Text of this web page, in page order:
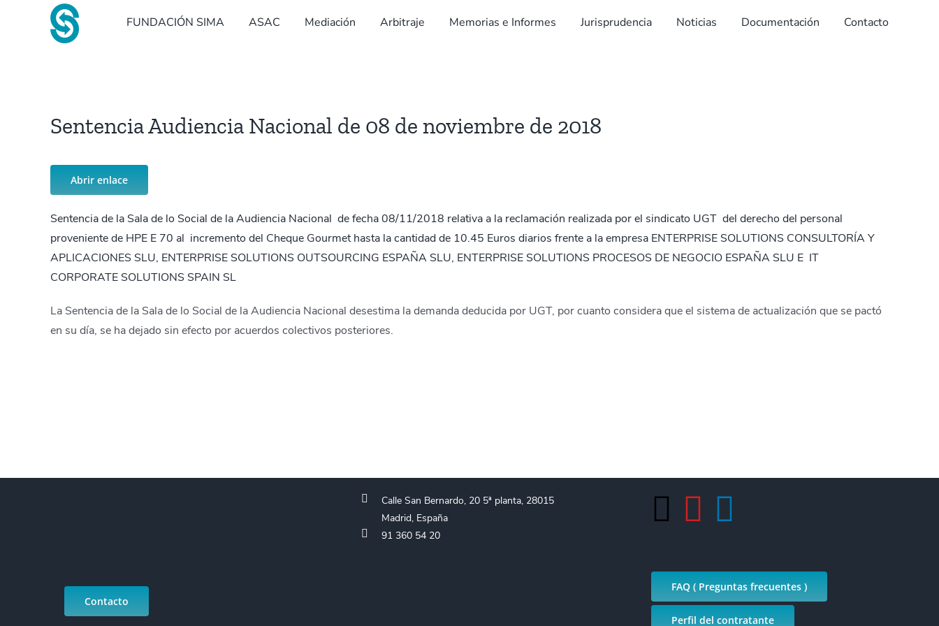
FUNDACIÓN SIMA ASAC Mediación Arbitraje Memorias e Informes Jurisprudencia Noticias Documentación Contacto
Sentencia Audiencia Nacional de 08 de noviembre de 2018
Abrir enlace
Sentencia de la Sala de lo Social de la Audiencia Nacional de fecha 08/11/2018 relativa a la reclamación realizada por el sindicato UGT del derecho del personal
proveniente de HPE E 70 al incremento del Cheque Gourmet hasta la cantidad de 10.45 Euros diarios frente a la empresa ENTERPRISE SOLUTIONS CONSULTORÍA Y
APLICACIONES SLU, ENTERPRISE SOLUTIONS OUTSOURCING ESPAÑA SLU, ENTERPRISE SOLUTIONS PROCESOS DE NEGOCIO ESPAÑA SLU E IT
CORPORATE SOLUTIONS SPAIN SL
La Sentencia de la Sala de lo Social de la Audiencia Nacional desestima la demanda deducida por UGT, por cuanto considera que el sistema de actualización que se pactó
en su día, se ha dejado sin efecto por acuerdos colectivos posteriores.
Contacto
Calle San Bernardo, 20 5ª planta, 28015
Madrid, España
91 360 54 20
FAQ ( Preguntas frecuentes )
Perfil del contratante